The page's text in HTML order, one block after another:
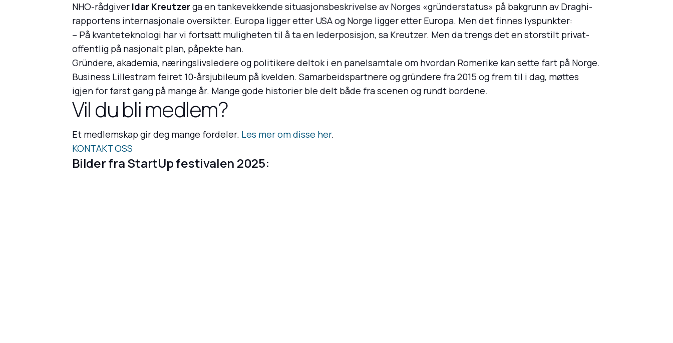
NHO-rådgiver Idar Kreutzerga en tankevekkende situasjonsbeskrivelse av Norges «gründerstatus» på bakgrunn av Draghi-
rapportens internasjonale oversikter. Europa ligger etter USA og Norge ligger etter Europa. Men det finnes lyspunkter:
– På kvanteteknologi har vi fortsatt muligheten til å ta en lederposisjon, sa Kreutzer. Men da trengs det en storstilt privat-
offentlig på nasjonalt plan, påpekte han.
Gründere, akademia, næringslivsledere og politikere deltok i en panelsamtale om hvordan Romerike kan sette fart på Norge.
Business Lillestrøm feiret 10-årsjubileum på kvelden. Samarbeidspartnere og gründere fra 2015 og frem til i dag, møttes
igjen for først gang på mange år. Mange gode historier ble delt både fra scenen og rundt bordene.
Vil du bli medlem?
Et medlemskap gir deg mange fordeler. Les mer om disse her.
KONTAKT OSS
Bilder fra StartUp festivalen 2025: